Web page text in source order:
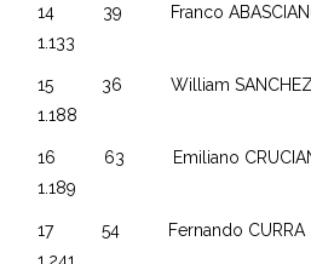
14 39 Franco
1.133
15 36 William
1.188
16 63 Emiliano
1.189
17 54 Fernando
1.241